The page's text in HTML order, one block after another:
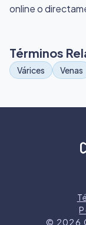
online o
Términos
Várices Venas
© 2026